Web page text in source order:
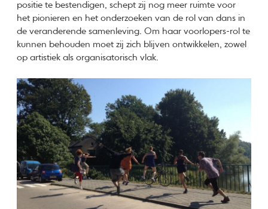
positie te bestendigen, schept zij nog meer ruimte voor
het pionieren en het onderzoeken van de rol van dans in
de veranderende samenleving. Om haar voorlopers-rol te
kunnen behouden moet zij zich blijven ontwikkelen, zowel
op artistiek als organisatorisch vlak.